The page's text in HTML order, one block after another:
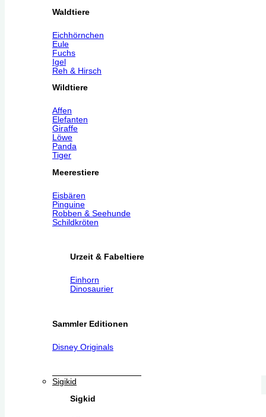
Waldtiere
Eichhörnchen
Eule
Fuchs
Igel
Reh & Hirsch
Wildtiere
Affen
Elefanten
Giraffe
Löwe
Panda
Tiger
Meerestiere
Eisbären
Pinguine
Robben & Seehunde
Schildkröten
Urzeit & Fabeltiere
Einhorn
Dinosaurier
Sammler Editionen
Disney Originals
Sigikid
Sigkid